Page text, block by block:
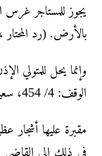
یجوز للمستاجر غرس
بالأرض. (رد المحتار ،
وإنما یحل للمتولي
الوقف: 4/ 454، سعید).
مقبرۃ علیھا أشجار
في ذلك إلى القاضي